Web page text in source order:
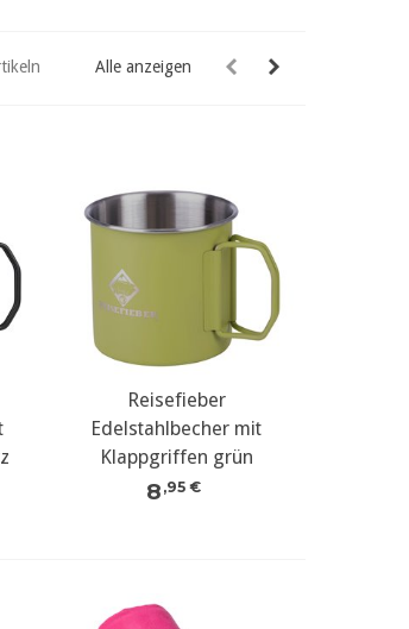
Alle anzeigen
Reisefieber
Edelstahlbecher mit
Klappgriffen grün
8 ,95 €